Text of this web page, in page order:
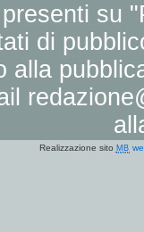
su
di
alla
Realizzazione sito MB